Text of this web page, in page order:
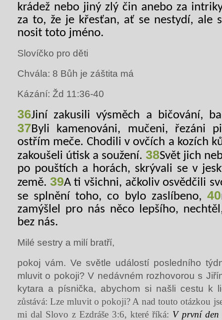
krádež nebo jiný zlý čin anebo za
za to, že je křesťan, ať se nestydí, ale
nosit toto jméno.
Slovíčko pro děti
Chvála: 8 Bůh je záštita má
Kázání: Žd 11:36-40
36Jiní zakusili výsměch a bičování,
37Byli kamenováni, mučeni, řezáni
ostřím meče. Chodili v ovčích a kozích
zakoušeli útisk a soužení. 38Svět jich
po pouštích a horách, skrývali se v
země. 39A ti všichni, ačkoliv osvědčili
se splnění toho, co bylo zaslíbeno, 40
zamýšlel pro nás něco lepšího,
bez nás.
Milé sestry a milí bratří,
pokoj vám. Ve světle událostí posledního
mluvit o pokoji? V nedávném rozhovorou s
kytara a písnička, abychom si našli cestu k
zůstává: Lze mluvit o pokoji? A nad touto otázkou
mi dal Slovo z Ezdráše 3:6, které říká: V první den